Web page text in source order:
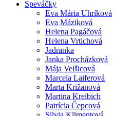
Speváčky
Eva Mária Uhríková
Eva Máziková
Helena Pagáčová
Helena Vrtichová
Jadranka
Janka Procházková
Mája Velšicová
Marcela Laiferová
Marta Križanová
Martina Kreibich
Patrícia Čepcová